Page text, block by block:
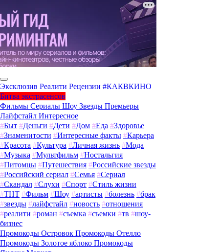
Эксклюзив Реалити Рецензии #КАКВКИНО
Битва экстрасенсов
Фильмы Сериалы Шоу Звезды Премьеры
Лайфстайл Интересное
#Быт #Деньги #Дети #Дом #Еда #Здоровье
#Знаменитости #Интересные факты #Карьера
#Красота #Культура #Личная жизнь #Мода
#Музыка #Мультфильм #Ностальгия
#Питомцы #Путешествия #Российские звезды
#Российский сериал #Семья #Сериал
#Скандал #Слухи #Спорт #Стиль жизни
#ТНТ #Фильм #Шоу #артисты #болезнь #брак
#звезды #лайфстайл #новость #отношения
#реалити #роман #съемка #съемки #тв #шоу-
бизнес
Промокоды Островок Промокоды Отелло
Промокоды Золотое яблоко Промокоды